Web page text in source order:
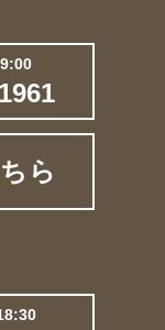
ら